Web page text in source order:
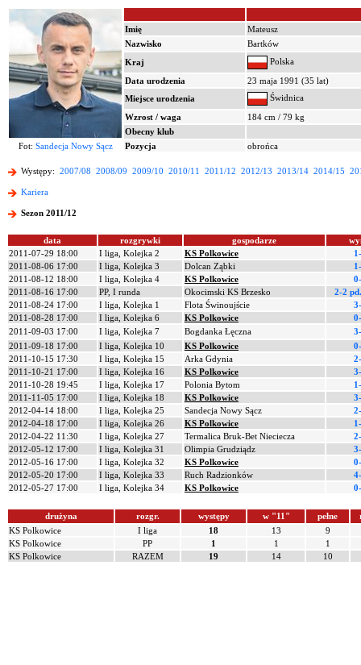
Imię
Mateusz
Nazwisko
Bartków
Kraj
Polska
Data urodzenia
23 maja 1991 (35 lat)
Miejsce urodzenia
Świdnica
Wzrost / waga
184 cm / 79 kg
Obecny klub
Fot: Sandecja Nowy Sącz Pozycja obrońca
Występy: 2007/08 2008/09 2009/10 2010/11 2011/12 2012/13 2013/14 2014/15
Kariera
Sezon 2011/12
data rozgrywki gospodarze
2011-07-29 18:00
I liga, Kolejka 2 KS Polkowice
2011-08-06 17:00
I liga, Kolejka 3 Dolcan Ząbki
2011-08-12 18:00
I liga, Kolejka 4 KS Polkowice
2011-08-16 17:00
PP, I runda Okocimski KS Brzesko
2-2
2011-08-24 17:00
I liga, Kolejka 1 Flota Świnoujście
2011-08-28 17:00
I liga, Kolejka 6 KS Polkowice
2011-09-03 17:00
I liga, Kolejka 7 Bogdanka Łęczna
2011-09-18 17:00
I liga, Kolejka 10 KS Polkowice
2011-10-15 17:30
I liga, Kolejka 15 Arka Gdynia
2011-10-21 17:00
I liga, Kolejka 16 KS Polkowice
2011-10-28 19:45
I liga, Kolejka 17 Polonia Bytom
2011-11-05 17:00
I liga, Kolejka 18 KS Polkowice
2012-04-14 18:00
I liga, Kolejka 25 Sandecja Nowy Sącz
2012-04-18 17:00
I liga, Kolejka 26 KS Polkowice
2012-04-22 11:30
I liga, Kolejka 27 Termalica Bruk-Bet Nieciecza
2012-05-12 17:00
I liga, Kolejka 31 Olimpia Grudziądz
2012-05-16 17:00
I liga, Kolejka 32 KS Polkowice
2012-05-20 17:00
I liga, Kolejka 33 Ruch Radzionków
2012-05-27 17:00
I liga, Kolejka 34 KS Polkowice
drużyna rozgr. występy w "11" pełne
KS Polkowice
I liga 18 13
9
KS Polkowice
PP 1 1
1
KS Polkowice
RAZEM 19 14 10